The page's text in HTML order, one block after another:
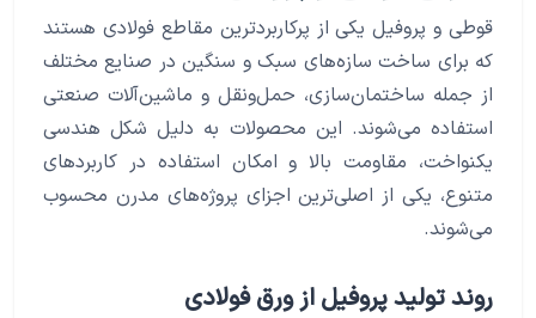
قوطی و پروفیل یکی از پرکاربردترین مقاطع فولادی هستند
که برای ساخت سازه‌های سبک و سنگین در صنایع مختلف
از جمله ساختمان‌سازی، حمل‌ونقل و ماشین‌آلات صنعتی
استفاده می‌شوند. این محصولات به دلیل شکل هندسی
یکنواخت، مقاومت بالا و امکان استفاده در کاربردهای
متنوع، یکی از اصلی‌ترین اجزای پروژه‌های مدرن محسوب
می‌شوند.
روند تولید پروفیل از ورق فولادی